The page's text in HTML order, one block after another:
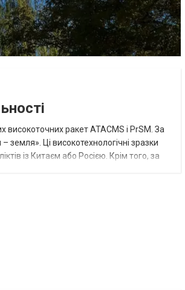
ракет ATACMS і PrSM. За
Ці високотехнологічні зразки
із Китаєм або Росією. Крім того, за